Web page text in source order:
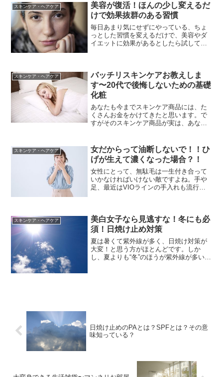
スキンケア・ヘアケア
美容が復活！ほんの少し変えるだ
けで効果抜群のある習慣
毎日あまり気にせずにやっている、ちょ
っとした習慣を変えるだけで、美容やダ
イエットに効果があるとしたら試してみ
来ずに時間がなく、タクシー...
スキンケア・ヘアケア
バッチリスキンケアお教えしま
す〜20代で後悔しないための基礎
化粧
あなたも今までスキンケア商品には、た
くさんお金をかけてきたと思います。で
すがそのスキンケア商品が実は、あなた
スベのお肌を保つ為に、今回は簡単に出
来る「肌断食」、スキンフ...
スキンケア・ヘアケア
女だからって油断しないで！！ひ
げが生えて濃くなった場合？！
女性にとって、無駄毛は一生付き合って
いかなければいけない敵ですよね。手や
足、最近はVIOラインの手入れも流行っ
えますがほとんど気にな...
スキンケア・ヘアケア
美白女子なら見逃すな！冬にも必
須！日焼け止め対策
夏は暑くて紫外線が多く、日焼け対策が
大変！と思う方がほとんどです。しか
し、夏よりも“冬”のほうが紫外線が多いこ
日焼け止めのPAとは？SPFとは？その意
味知っている？